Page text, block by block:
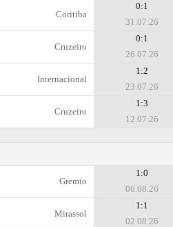
Coritiba
0:1
31.07.26
Cruzeiro
0:1
26.07.26
Internacional
1:2
23.07.26
Cruzeiro
1:3
12.07.26
Gremio
1:0
06.08.26
Mirassol
1:1
02.08.26